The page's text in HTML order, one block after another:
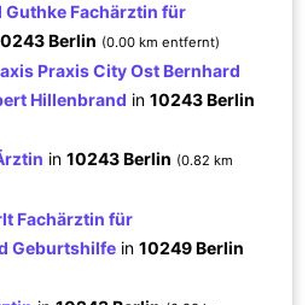
Fachärztin für
Berlin (0.00 km entfernt)
Praxis City Ost Bernhard
Hillenbrand in10243 Berlin
in10243 Berlin (0.82 km
Fachärztin für
Geburtshilfe in10249 Berlin